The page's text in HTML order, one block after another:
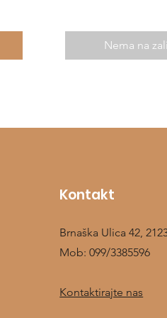
Nema na
Kontakt
Brnaška Ulica 42,
Mob:099/3385596
Kontaktirajte nas